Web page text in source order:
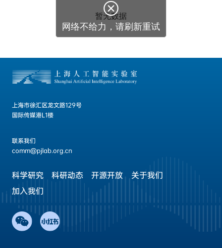
暂无数据
上海市徐汇区龙文路129号
国际传媒港L1楼
联系我们
comm@pjlab.org.cn
科学研究 科研动态 开源开放
关于我们
加入我们

网络不给力，请刷新重试